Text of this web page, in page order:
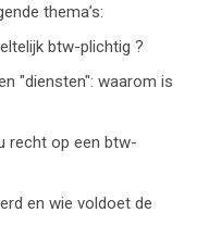
thema’s:
btw-plichtig ?
"diensten": waarom is
recht op een btw-
en wie voldoet de